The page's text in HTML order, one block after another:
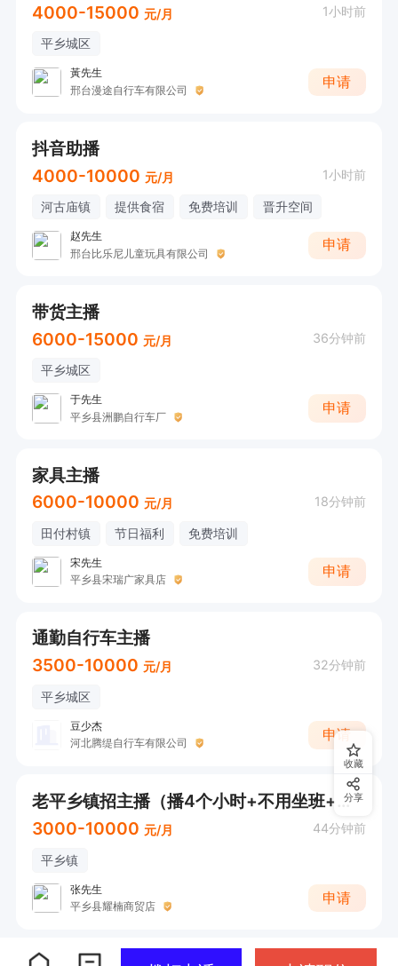
4000-15000 元/月 1小时前
平乡城区
黃先生
邢台漫途自行车有限公司
申请
抖音助播
4000-10000 元/月 1小时前
河古庙镇 提供食宿 免费培训 晋升空间
赵先生
邢台比乐尼儿童玩具有限公司
申请
带货主播
6000-15000 元/月 36分钟前
平乡城区
于先生
平乡县洲鹏自行车厂
申请
家具主播
6000-10000 元/月 18分钟前
田付村镇 节日福利 免费培训
宋先生
平乡县宋瑞广家具店
申请
通勤自行车主播
3500-10000 元/月 32分钟前
平乡城区
豆少杰
河北腾缇自行车有限公司
申请
老平乡镇招主播（播4个小时+不用坐班+可接受小白+接受短期工）
3000-10000 元/月 44分钟前
平乡镇
张先生
平乡县耀楠商贸店
申请
收藏
分享